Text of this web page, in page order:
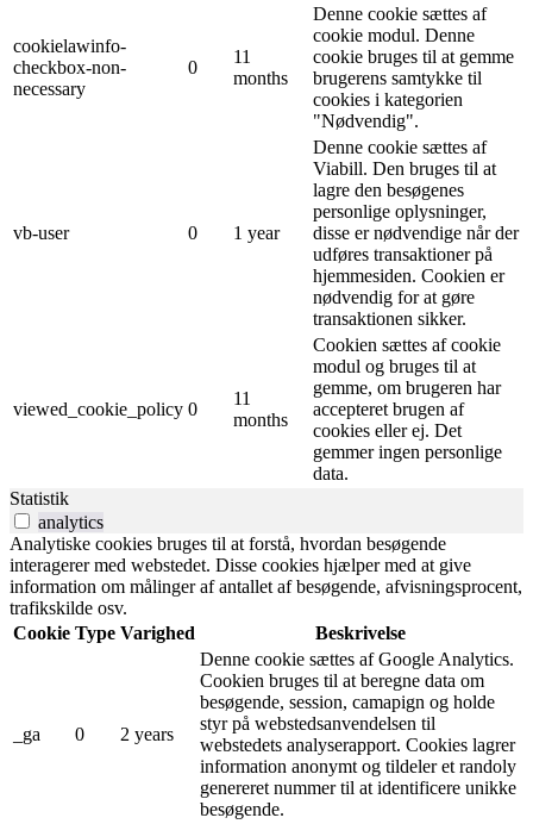
cookielawinfo-
checkbox-non-
necessary
0
11
months
Denne cookie sættes af
cookie modul. Denne
cookie bruges til at gemme
brugerens samtykke til
cookies i kategorien
"Nødvendig".
vb-user 0 1 year
Denne cookie sættes af
Viabill. Den bruges til at
lagre den besøgenes
personlige oplysninger,
disse er nødvendige når der
udføres transaktioner på
hjemmesiden. Cookien er
nødvendig for at gøre
transaktionen sikker.
viewed_cookie_policy 0
11
months
Cookien sættes af cookie
modul og bruges til at
gemme, om brugeren har
accepteret brugen af ​​
cookies eller ej. Det
gemmer ingen personlige
data.
Statistik
analytics
Analytiske cookies bruges til at forstå, hvordan besøgende
interagerer med webstedet. Disse cookies hjælper med at give
information om målinger af antallet af besøgende, afvisningsprocent,
trafikskilde osv.
Cookie Type Varighed Beskrivelse
_ga 0 2 years
Denne cookie sættes af Google Analytics.
Cookien bruges til at beregne data om
besøgende, session, camapign og holde
styr på webstedsanvendelsen til
webstedets analyserapport. Cookies lagrer
information anonymt og tildeler et randoly
genereret nummer til at identificere unikke
besøgende.